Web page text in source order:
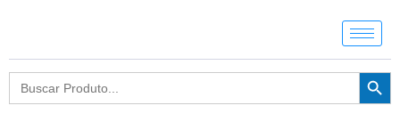
Search
for: